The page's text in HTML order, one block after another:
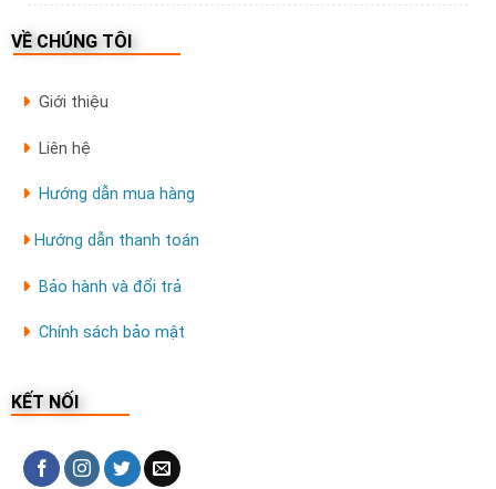
VỀ CHÚNG TÔI
Giới thiệu
Liên hệ
Hướng dẫn mua hàng
Hướng dẫn thanh toán
Bảo hành và đổi trả
Chính sách bảo mật
KẾT NỐI